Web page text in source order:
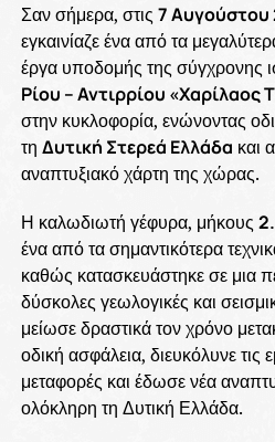
Σαν σήμερα, στις 7 Αυγούστου
εγκαινίαζε ένα από τα
έργα υποδομής της σύγχρονης
Ρίου – Αντιρρίου «Χαρίλαος
στην κυκλοφορία, ενώνοντας
τη Δυτική Στερεά Ελλάδα και
αναπτυξιακό χάρτη της χώρας.
Η καλωδιωτή γέφυρα, μήκους
ένα από τα σημαντικότερα
καθώς κατασκευάστηκε σε μια
δύσκολες γεωλογικές και
μείωσε δραστικά τον χρόνο
οδική ασφάλεια, διευκόλυνε τις
μεταφορές και έδωσε νέα
ολόκληρη τη Δυτική Ελλάδα.